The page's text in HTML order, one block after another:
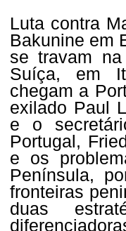
Luta contra
Bakunine em
se travam
Suíça, em
chegam a
exilado Paul
e o
Portugal,
e os
Península,
fronteiras
duas